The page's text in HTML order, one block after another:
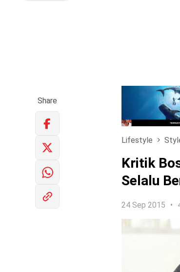
Share
Lifestyle
Kritik
Selalu
24 Sep 2015